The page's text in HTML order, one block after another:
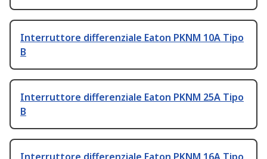
Interruttore differenziale Eaton PKNM 10A Tipo
B
Interruttore differenziale Eaton PKNM 25A Tipo
B